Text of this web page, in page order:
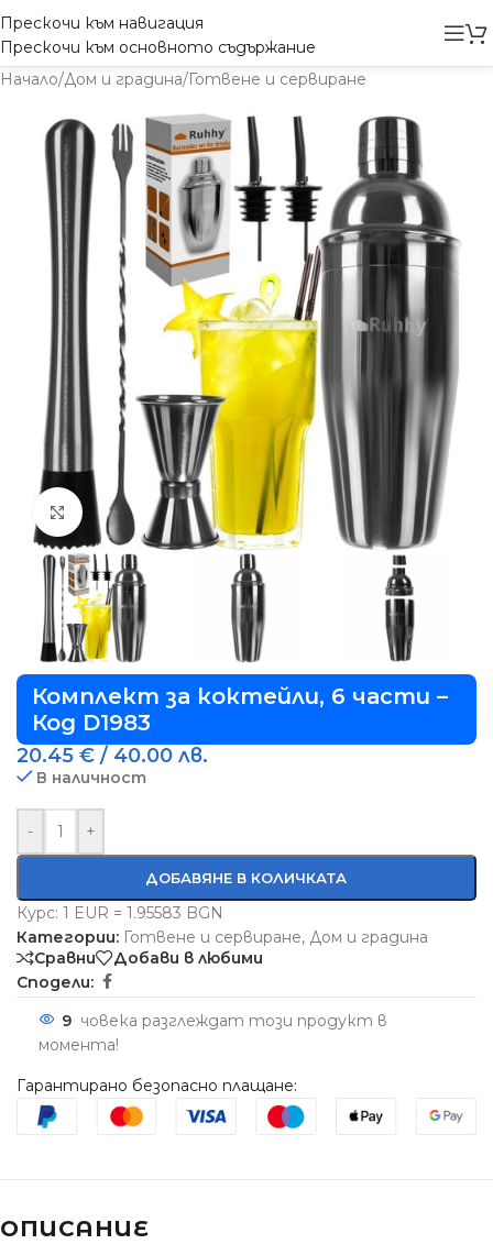
Прескочи към навигация
Прескочи към основното съдържание
Начало/Дом и градина/Готвене и сервиране
Виж повече
Комплект за коктейли, 6 части –
Код D1983
20.45 € / 40.00 лв.
В наличност
- +
ДОБАВЯНЕ В КОЛИЧКАТА
Курс: 1 EUR = 1.95583 BGN
Категории: Готвене и сервиране, Дом и градина
Сравни
Добави в любими
Сподели:
9 човека разглеждат този продукт в
момента!
Гарантирано безопасно плащане:
ОПИСАНИЕ